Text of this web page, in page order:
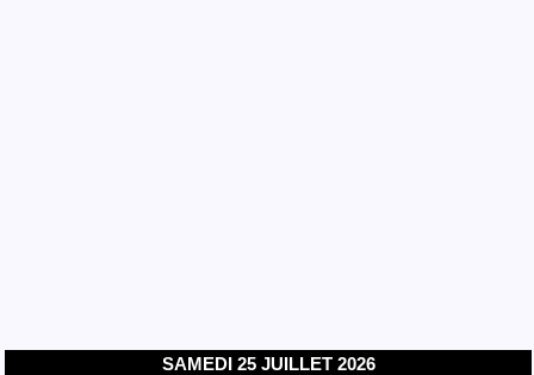
SAMEDI 25 JUILLET 2026